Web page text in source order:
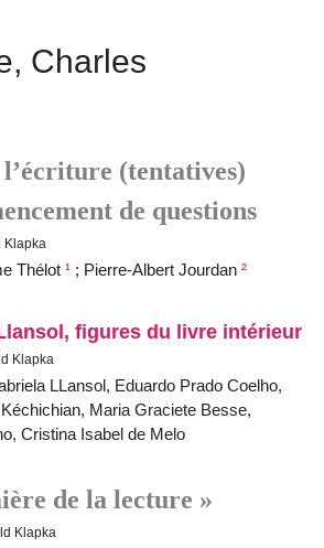
Charles
(tentatives)
de questions
Klapka
Thélot ¹ ; Pierre-Albert Jourdan ²
figures du livre intérieur
Klapka
LLansol, Eduardo Prado Coelho,
Maria Graciete Besse,
Cristina Isabel de Melo
de la lecture »
Klapka